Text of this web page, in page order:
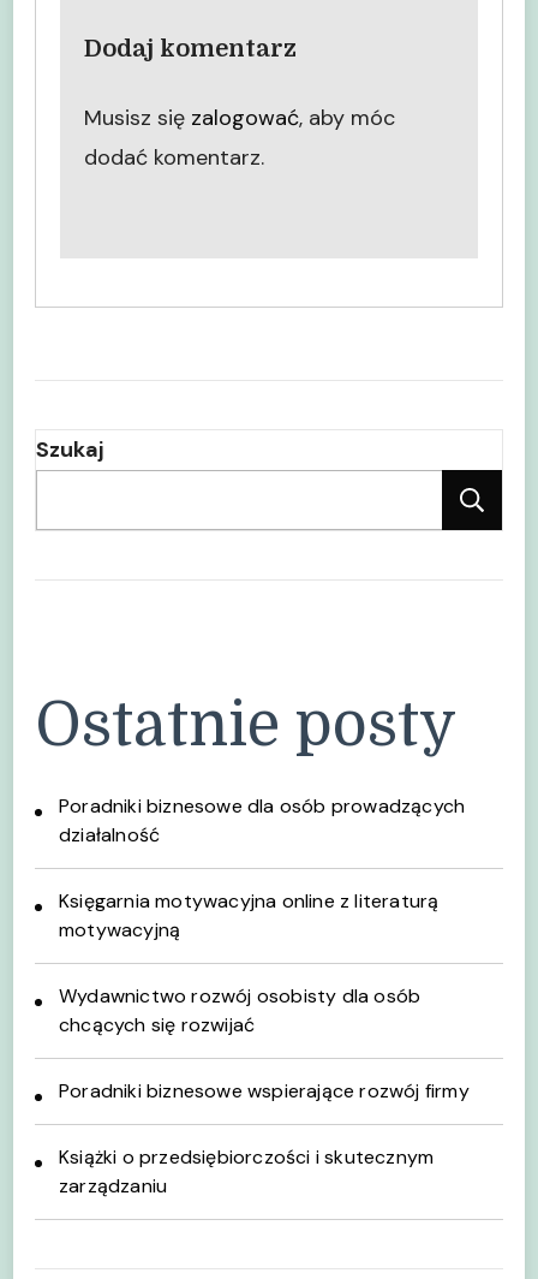
Dodaj komentarz
Musisz się zalogować, aby móc
dodać komentarz.
Szukaj
Ostatnie posty
Poradniki biznesowe dla osób prowadzących
działalność
Księgarnia motywacyjna online z literaturą
motywacyjną
Wydawnictwo rozwój osobisty dla osób
chcących się rozwijać
Poradniki biznesowe wspierające rozwój firmy
Książki o przedsiębiorczości i skutecznym
zarządzaniu